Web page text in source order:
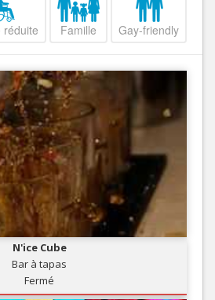
réduite Famille Gay-friendly
N'ice Cube
Bar à tapas
Fermé